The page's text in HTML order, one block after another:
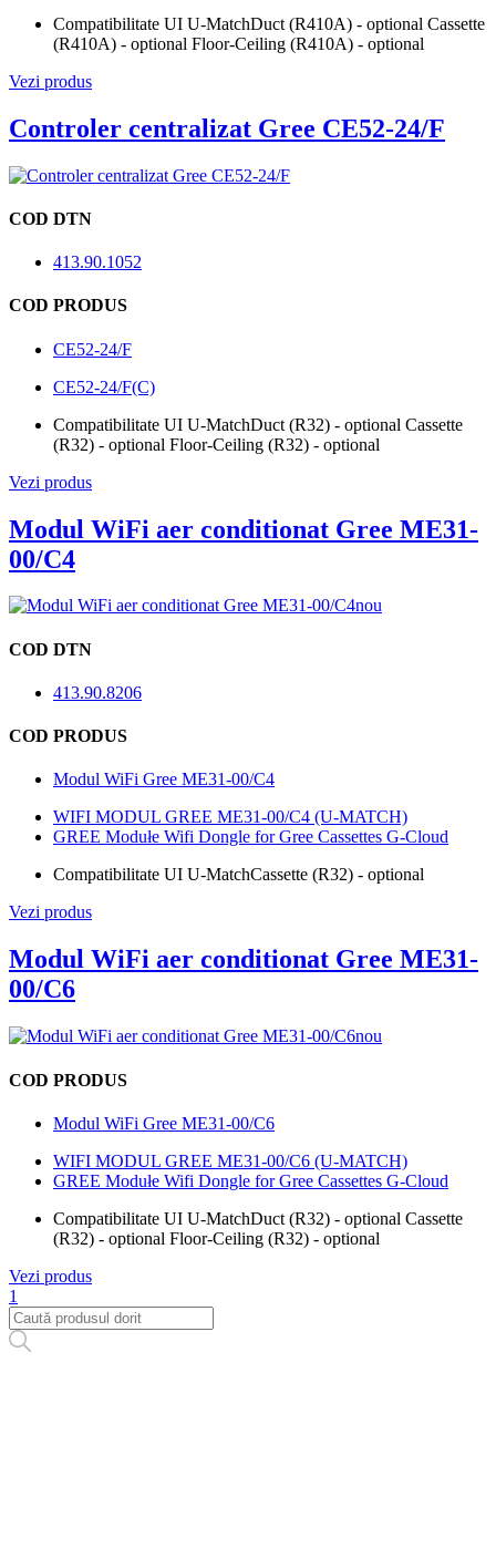
Compatibilitate UI U-MatchDuct (R410A) - optional Cassette
(R410A) - optional Floor-Ceiling (R410A) - optional
Vezi produs
Controler centralizat Gree CE52-24/F
COD DTN
413.90.1052
COD PRODUS
CE52-24/F
CE52-24/F(C)
Compatibilitate UI U-MatchDuct (R32) - optional Cassette
(R32) - optional Floor-Ceiling (R32) - optional
Vezi produs
Modul WiFi aer conditionat Gree ME31-
00/C4
nou
COD DTN
413.90.8206
COD PRODUS
Modul WiFi Gree ME31-00/C4
WIFI MODUL GREE ME31-00/C4 (U-MATCH)
GREE Modułe Wifi Dongle for Gree Cassettes G-Cloud
Compatibilitate UI U-MatchCassette (R32) - optional
Vezi produs
Modul WiFi aer conditionat Gree ME31-
00/C6
nou
COD PRODUS
Modul WiFi Gree ME31-00/C6
WIFI MODUL GREE ME31-00/C6 (U-MATCH)
GREE Modułe Wifi Dongle for Gree Cassettes G-Cloud
Compatibilitate UI U-MatchDuct (R32) - optional Cassette
(R32) - optional Floor-Ceiling (R32) - optional
Vezi produs
1